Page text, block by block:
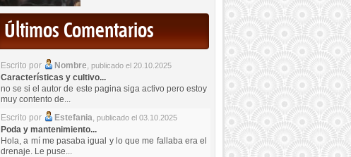
Últimos Comentarios
Escrito por Nombre, publicado el 20.10.2025
Características y cultivo...
no se si el autor de este pagina siga activo pero estoy
muy contento de...
Escrito por
Estefania, publicado el 03.10.2025
Poda y mantenimiento...
Hola, a mí me pasaba igual y lo que me fallaba era el
drenaje. Le puse...